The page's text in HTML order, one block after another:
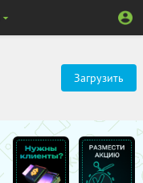
Загрузить